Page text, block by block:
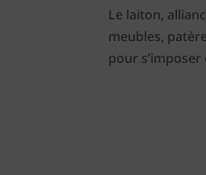
Le laiton,
meubles,
pour